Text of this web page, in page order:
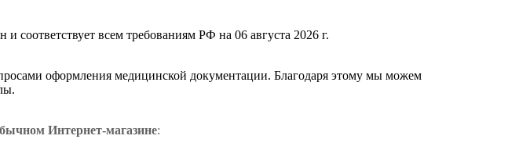
соответствует всем требованиям РФ на 06 августа 2026 г.
оформления медицинской документации. Благодаря этому мы можем
Интернет-магазине: